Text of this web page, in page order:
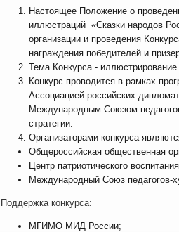
Настоящее Положение о
иллюстраций «Сказки народов
организации и проведения
награждения победителей и
Тема Конкурса -
Конкурс проводится в рамках
Ассоциацией российских
Международным Союзом
стратегии.
Организаторами конкурса
Общероссийская общественная
Центр патриотического
Международный Союз педагогов-
Поддержка конкурса:
МГИМО МИД России;